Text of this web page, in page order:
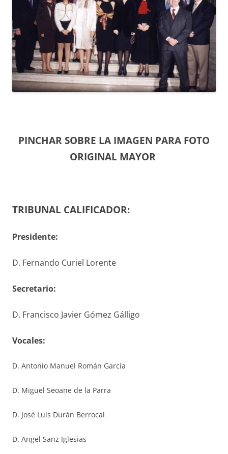
PINCHAR SOBRE LA IMAGEN PARA FOTO
ORIGINAL MAYOR
TRIBUNAL CALIFICADOR:
Presidente:
D. Fernando Curiel Lorente
Secretario:
D. Francisco Javier Gómez Gálligo
Vocales:
D. Antonio Manuel Román García
D. Miguel Seoane de la Parra
D. José Luis Durán Berrocal
D. Angel Sanz Iglesias